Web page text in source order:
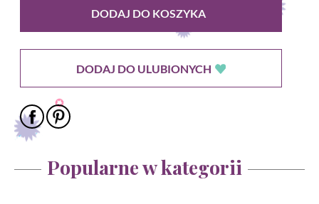
DODAJ DO KOSZYKA
DODAJ DO ULUBIONYCH
Popularne w kategorii